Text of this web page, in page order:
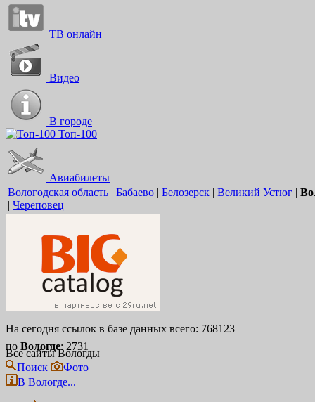
ТВ онлайн
Видео
В городе
Топ-100
Авиабилеты
Вологодская область | Бабаево | Белозерск | Великий Устюг |
| Череповец
На сегодня ссылок в базе данных всего: 768123
по Вологде: 2731
Все сайты Вологды
Поиск
Фото
В Вологде...